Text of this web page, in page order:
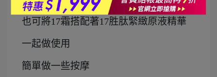
也可將17霜搭配著17胜肽緊緻原液精華
一起做使用
簡單做一些按摩